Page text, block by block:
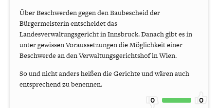
Über Beschwerden gegen den Baubescheid der
Bürgermeisterin entscheidet das
Landesverwaltungsgericht in Innsbruck. Danach gibt es in
unter gewissen Voraussetzungen die Möglichkeit einer
Beschwerde an den Verwaltungsgerichtshof in Wien.
So und nicht anders heißen die Gerichte und wären auch
entsprechend zu benennen.
0 0